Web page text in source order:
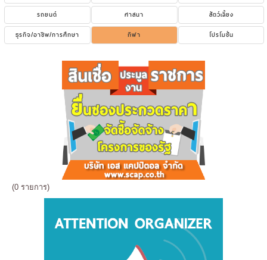
รถยนต์
ศาสนา
สัตว์เลี้ยง
ธุรกิจ/อาชีพ/การศึกษา
กีฬา โปรโมชั่น
(0 รายการ)